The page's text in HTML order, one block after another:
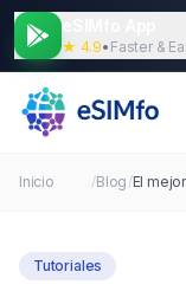
★ 4.9• Faster &
Inicio /Blog /
Tutoriales